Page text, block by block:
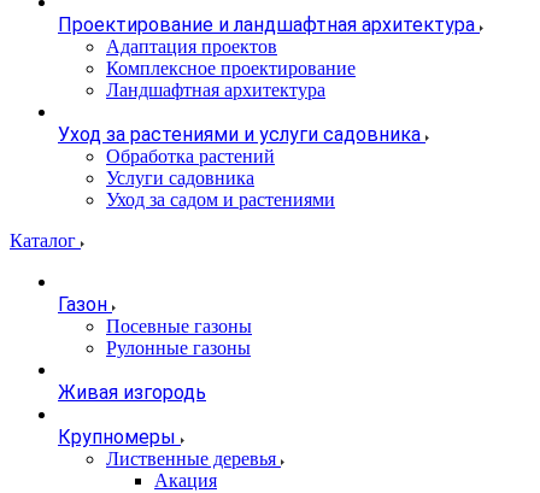
Проектирование и ландшафтная архитектура
Адаптация проектов
Комплексное проектирование
Ландшафтная архитектура
Уход за растениями и услуги садовника
Обработка растений
Услуги садовника
Уход за садом и растениями
Каталог
Газон
Посевные газоны
Рулонные газоны
Живая изгородь
Крупномеры
Лиственные деревья
Акация